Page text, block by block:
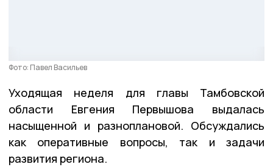
Фото: Павел Васильев
Уходящая неделя для главы Тамбовской
области Евгения Первышова выдалась
насыщенной и разноплановой. Обсуждались
как оперативные вопросы, так и задачи
развития региона.